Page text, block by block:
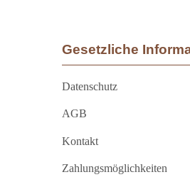
Gesetzliche
Datenschutz
AGB
Kontakt
Zahlungsmöglichkeiten